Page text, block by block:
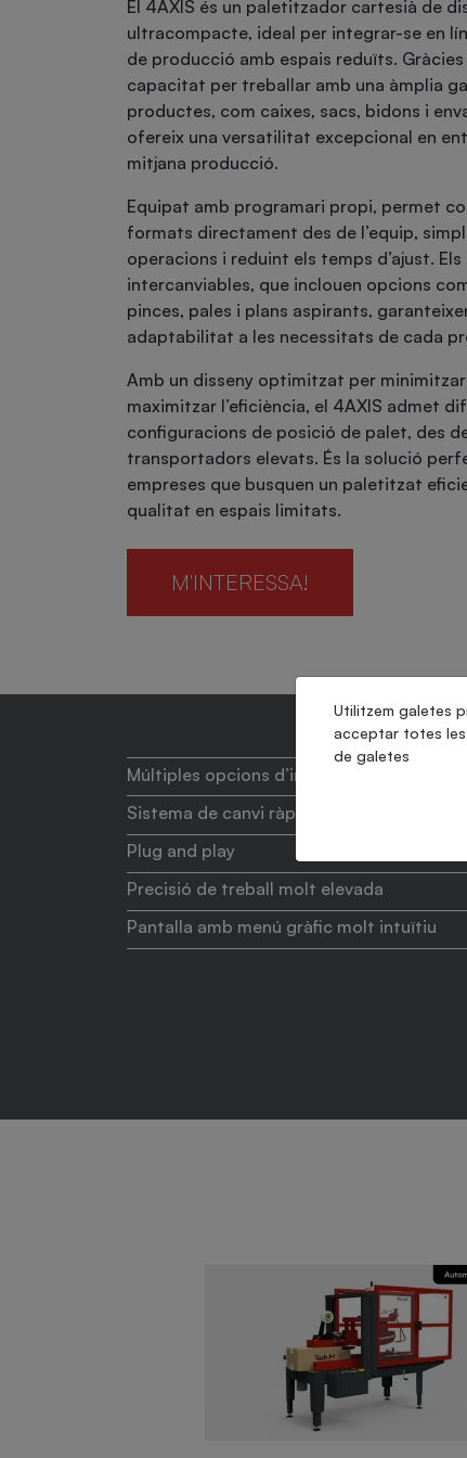
El 4AXIS és un paletitzador cartesià de
ultracompacte, ideal per integrar-se en
de producció amb espais reduïts. Gràcies
capacitat per treballar amb una àmplia
productes, com caixes, sacs, bidons i
ofereix una versatilitat excepcional en
mitjana producció.
Equipat amb programari propi, permet
formats directament des de l’equip,
operacions i reduint els temps d’ajust.
intercanviables, que inclouen opcions
pinces, pales i plans aspirants,
adaptabilitat a les necessitats de cada
Amb un disseny optimitzat per
maximitzar l’eficiència, el 4AXIS admet
configuracions de posició de palet, des
transportadors elevats. És la solució
empreses que busquen un paletitzat
qualitat en espais limitats.
M'INTERESSA!
Múltiples opcions d’implantació
Sistema de canvi ràpid de capçals
Plug and play
Precisió de treball molt elevada
Pantalla amb menú gràfic molt intuïtiu
Utilitzem galetes
acceptar totes les
de galetes